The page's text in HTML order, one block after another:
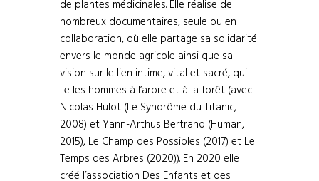
de plantes médicinales. Elle réalise de
nombreux documentaires, seule ou en
collaboration, où elle partage sa solidarité
envers le monde agricole ainsi que sa
vision sur le lien intime, vital et sacré, qui
lie les hommes à l’arbre et à la forêt (avec
Nicolas Hulot (Le Syndrôme du Titanic,
2008) et Yann-Arthus Bertrand (Human,
2015), Le Champ des Possibles (2017) et Le
Temps des Arbres (2020)). En 2020 elle
créé l’association Des Enfants et des